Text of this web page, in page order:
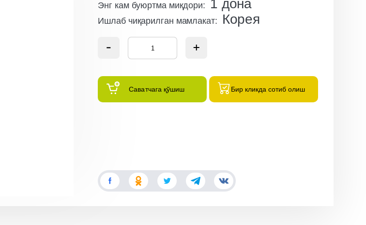
Энг кам буюртма миқдори: 1 дона
Ишлаб чиқарилган мамлакат: Корея
Саватчага қўшиш Бир кликда сотиб олиш